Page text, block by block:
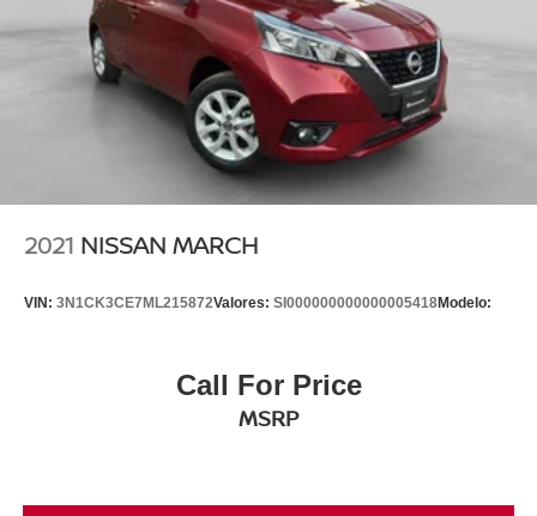
2021 NISSAN MARCH
VIN: 3N1CK3CE7ML215872Valores: SI000000000000005418Modelo:
Call For Price
MSRP